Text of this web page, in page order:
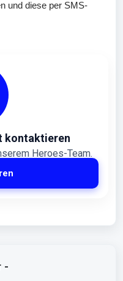
und diese per SMS-
kontaktieren
Heroes-Team.
-